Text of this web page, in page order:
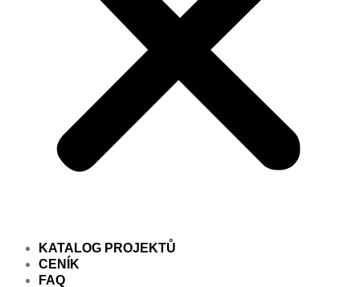
KATALOG PROJEKTŮ
CENÍK
FAQ